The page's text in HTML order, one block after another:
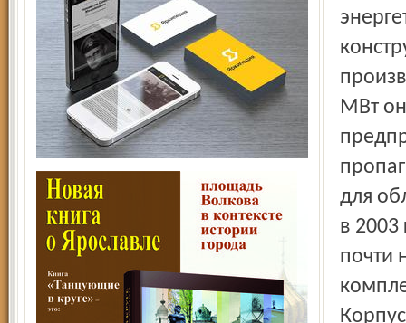
МВт
для
в 2003
почти